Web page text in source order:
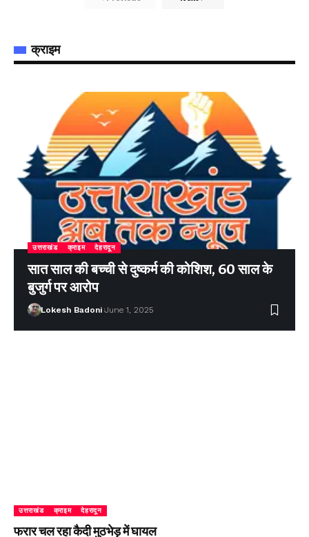
क्राइम
उत्तराखंड क्राइम देहरादून
सात साल की बच्ची से दुष्कर्म की कोशिश, 60 साल के
बुजुर्ग पर आरोप
Lokesh Badoni June 1, 2025
उत्तराखंड क्राइम देहरादून
फरार चल रहा कैदी मुठभेड़ में घायल